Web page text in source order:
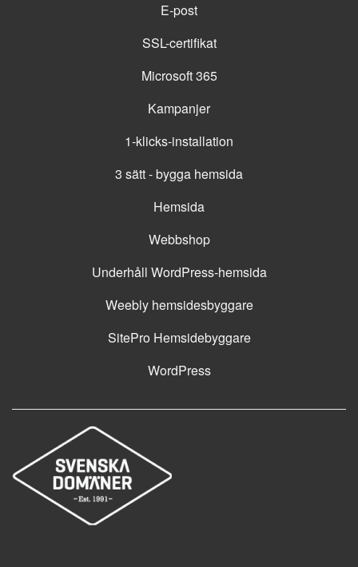
E-post
SSL-certifikat
Microsoft 365
Kampanjer
1-klicks-installation
3 sätt - bygga hemsida
Hemsida
Webbshop
Underhåll WordPress-hemsida
Weebly hemsidesbyggare
SitePro Hemsidebyggare
WordPress